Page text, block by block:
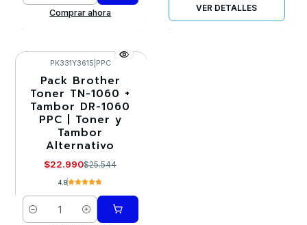
Comprar ahora
VER DETALLES
-10%
PK331Y3615 PPC
Pack Brother
Toner TN-1060 +
Tambor DR-1060
PPC | Toner y
Tambor
Alternativo
$22.990$25.544
4.8
Cantidad